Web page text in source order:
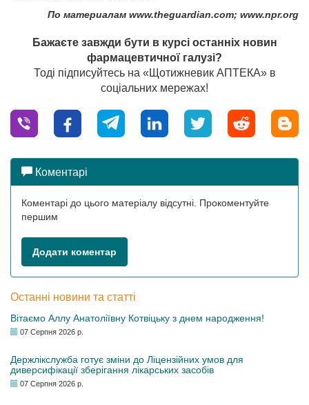
По материалам www.theguardian.com; www.npr.org
Бажаєте завжди бути в курсі останніх новин
фармацевтичної галузі?
Тоді підписуйтесь на «Щотижневик АПТЕКА» в
соціальних мережах!
Коментарі
Коментарі до цього матеріалу відсутні. Прокоментуйте
першим
Додати коментар
Останні новини та статті
Вітаємо Аллу Анатоліївну Котвіцьку з днем народження!
07 Серпня 2026 р.
Держлікслужба готує зміни до Ліцензійних умов для
диверсифікації зберігання лікарських засобів
07 Серпня 2026 р.